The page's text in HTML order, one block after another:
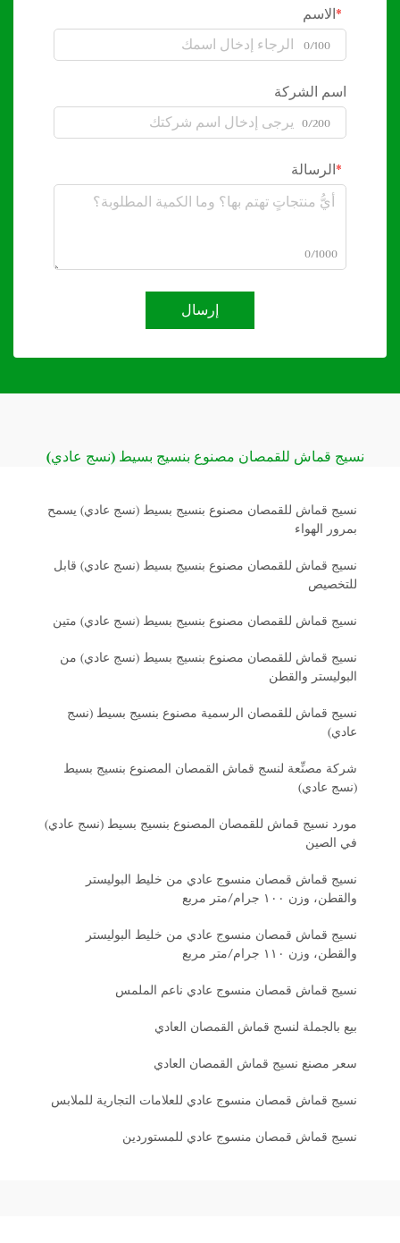
الاسم
0/100
اسم الشركة
0/200
الرسالة
0/1000
إرسال
نسيج قماش للقمصان مصنوع بنسيج بسيط (نسج عادي)
نسيج قماش للقمصان مصنوع بنسيج بسيط (نسج عادي) يسمح
بمرور الهواء
نسيج قماش للقمصان مصنوع بنسيج بسيط (نسج عادي) قابل
للتخصيص
نسيج قماش للقمصان مصنوع بنسيج بسيط (نسج عادي) متين
نسيج قماش للقمصان مصنوع بنسيج بسيط (نسج عادي) من
البوليستر والقطن
نسيج قماش للقمصان الرسمية مصنوع بنسيج بسيط (نسج
عادي)
شركة مصنِّعة لنسج قماش القمصان المصنوع بنسيج بسيط
(نسج عادي)
مورد نسيج قماش للقمصان المصنوع بنسيج بسيط (نسج عادي)
في الصين
نسيج قماش قمصان منسوج عادي من خليط البوليستر
والقطن، وزن ١٠٠ جرام/متر مربع
نسيج قماش قمصان منسوج عادي من خليط البوليستر
والقطن، وزن ١١٠ جرام/متر مربع
نسيج قماش قمصان منسوج عادي ناعم الملمس
بيع بالجملة لنسج قماش القمصان العادي
سعر مصنع نسيج قماش القمصان العادي
نسيج قماش قمصان منسوج عادي للعلامات التجارية للملابس
نسيج قماش قمصان منسوج عادي للمستوردين